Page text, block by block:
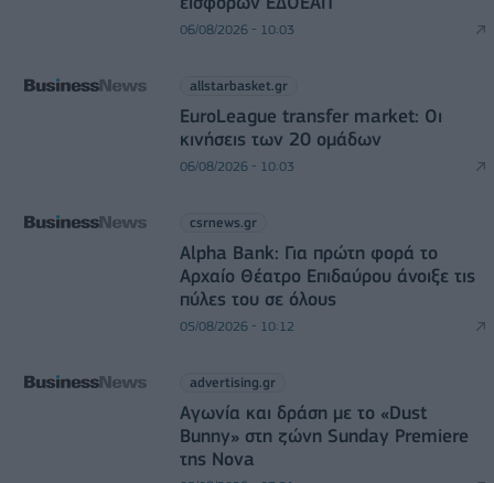
06/08/2026 - 10:03
allstarbasket.gr
EuroLeague transfer market: Οι
κινήσεις των 20 ομάδων
06/08/2026 - 10:03
csrnews.gr
Alpha Bank: Για πρώτη φορά το
Αρχαίο Θέατρο Επιδαύρου άνοιξε τις
πύλες του σε όλους
05/08/2026 - 10:12
advertising.gr
Αγωνία και δράση με το «Dust
Bunny» στη ζώνη Sunday Premiere
της Nova